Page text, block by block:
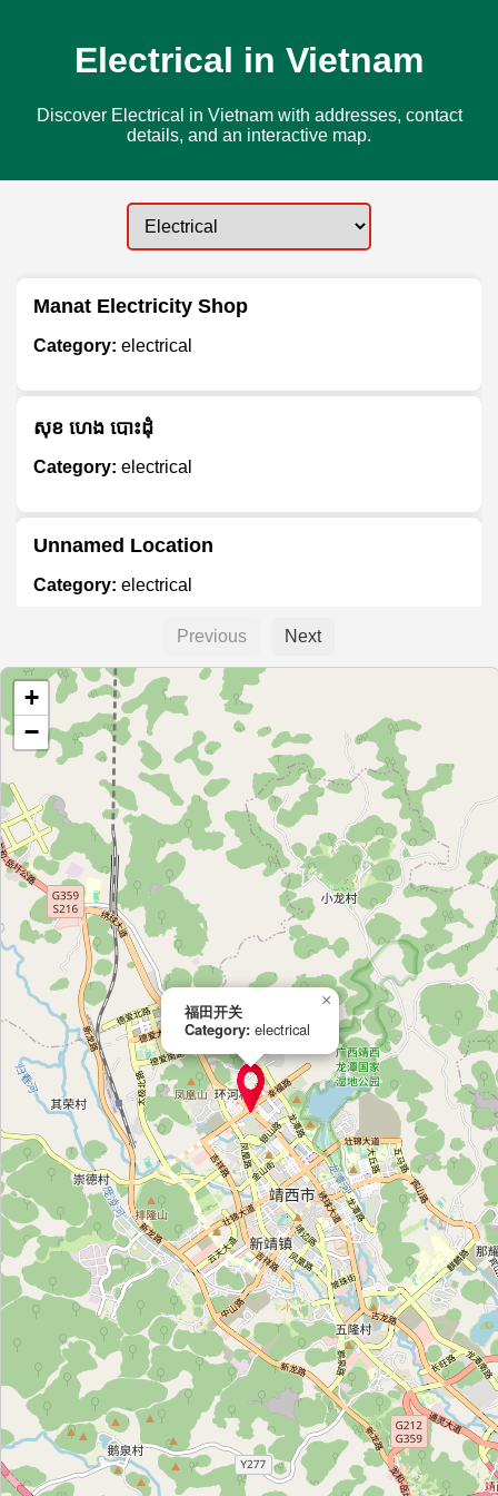
Electrical in Vietnam
Discover Electrical in Vietnam with addresses, contact
details, and an interactive map.
Manat Electricity Shop
Category: electrical
សុខ ហេង បោះដុំ
Category: electrical
Unnamed Location
Category: electrical
เสียงทิพย์ไฮเทค
Category: electrical
Siêu Thị Điện Máy Nội Thất Chợ Lớn Quận
12
Category:electrical
Siêu thị Điện máy Chợ Lớn Quận 7
Category:electrical
Siêu thị Điện máy Nguyễn Kim Quận 7
Category:electrical
Điện máy Thiên Hòa Nguyễn Văn Linh
Category:electrical
Unnamed Location
Category:electrical
福田开关
Category:electrical
Previous Next
福田开关
Category: electrical
×
+
−